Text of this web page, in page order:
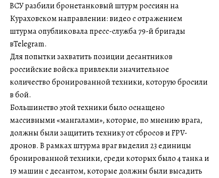
ВСУ разбили бронетанковый штурм россиян на
Кураховском направлении: видео с отражением
штурма опубликовала пресс-служба 79-й бригады
вTelegram.
Для попытки захватить позиции десантников
российские войска привлекли значительное
количество бронированной техники, которую бросили
в бой.
Большинство этой техники было оснащено
массивными «мангалами», которые, по мнению врага,
должны были защитить технику от сбросов и FPV-
дронов. В рамках штурма враг выделил 23 единицы
бронированной техники, среди которых было 4 танка и
19 машин с десантом, которые должны были высадить